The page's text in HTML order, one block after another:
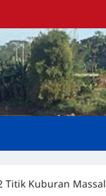
Titik Kuburan Massal